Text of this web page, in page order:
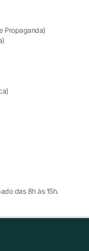
Propaganda)
das 8h às 15h.